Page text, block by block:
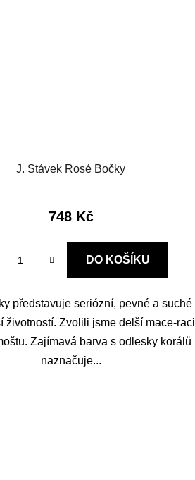
J. Stávek Rosé Bočky
748 Kč
DO KOŠÍKU
představuje seriózní, pevné a suché
životností. Zvolili jsme delší mace-raci
Zajímavá barva s odlesky korálů
naznačuje...